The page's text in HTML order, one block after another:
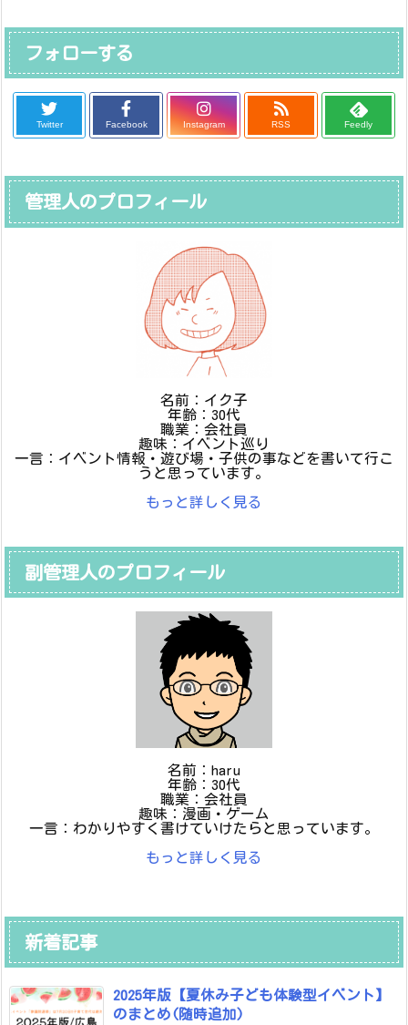
フォローする
Twitter Facebook Instagram RSS Feedly
管理人のプロフィール
名前：イク子
年齢：30代
職業：会社員
趣味：イベント巡り
一言：イベント情報・遊び場・子供の事などを書いて行こ
うと思っています。
もっと詳しく見る
副管理人のプロフィール
名前：haru
年齢：30代
職業：会社員
趣味：漫画・ゲーム
一言：わかりやすく書けていけたらと思っています。
もっと詳しく見る
新着記事
2025年版【夏休み子ども体験型イベント】
のまとめ(随時追加)